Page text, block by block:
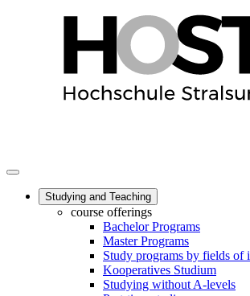
Studying and Teaching
course offerings
Bachelor Programs
Master Programs
Study programs by fields of
Kooperatives Studium
Studying without A-levels